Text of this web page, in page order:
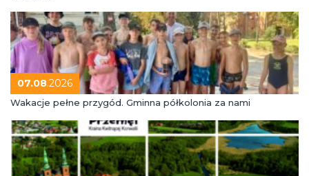
07.08.2026
Wakacje pełne przygód. Gminna półkolonia za nami